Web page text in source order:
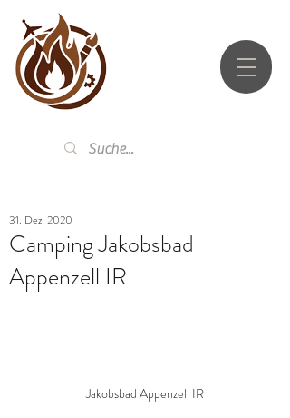
Camping Jakobsbad
Appenzell IR
31. Dez. 2020
Jakobsbad Appenzell IR